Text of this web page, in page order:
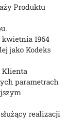
Produktu
1964
jako Kodeks
Klienta
parametrach
realizacji